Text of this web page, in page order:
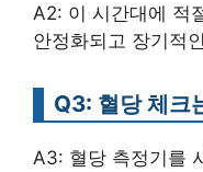
A2: 이 시간대에 적
안정화되고 장기적
Q3: 혈당 체크
A3: 혈당 측정기를